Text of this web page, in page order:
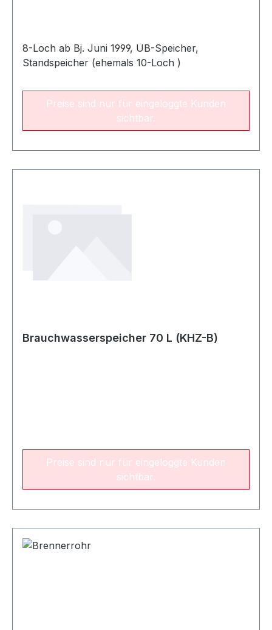
8-Loch ab Bj. Juni 1999, UB-Speicher,
Standspeicher (ehemals 10-Loch )
Preise sind nur für eingeloggte Kunden
sichtbar.
Brauchwasserspeicher 70 L (KHZ-B)
Preise sind nur für eingeloggte Kunden
sichtbar.